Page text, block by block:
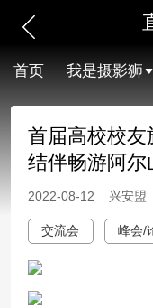
首页 我是摄影狮
首届高校校友
结伴畅游阿尔
2022-08-12 兴安盟
交流会 峰会/